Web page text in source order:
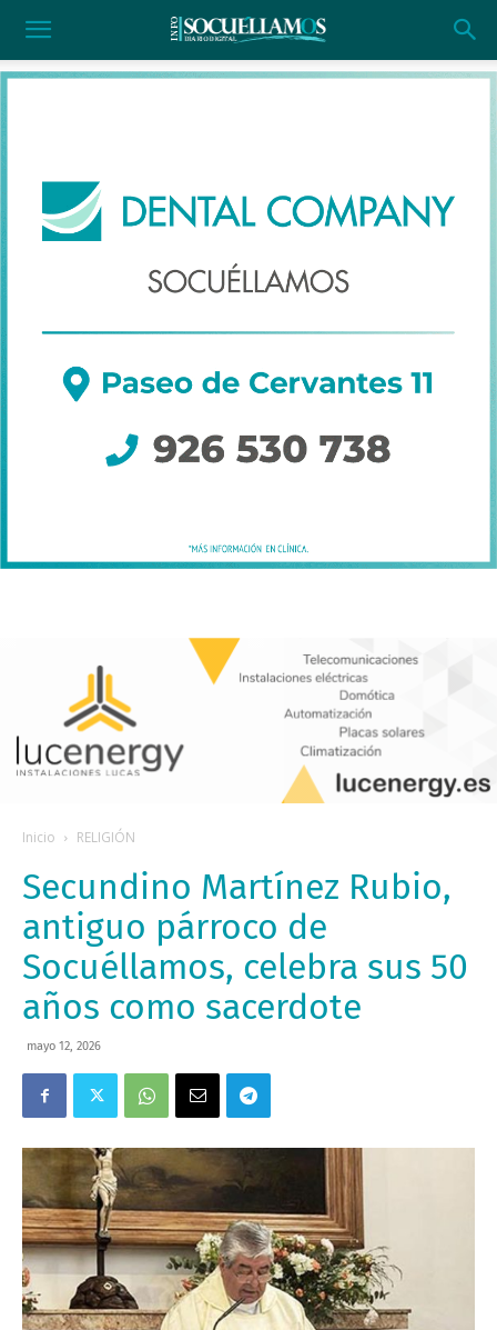
Inicio RELIGIÓN
Secundino Martínez Rubio,
antiguo párroco de
Socuéllamos, celebra sus 50
años como sacerdote
mayo 12, 2026